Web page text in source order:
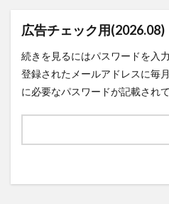
広告チェック用(2026.08)
続きを見るにはパスワードを入
登録されたメールアドレスに毎
に必要なパスワードが記載されて